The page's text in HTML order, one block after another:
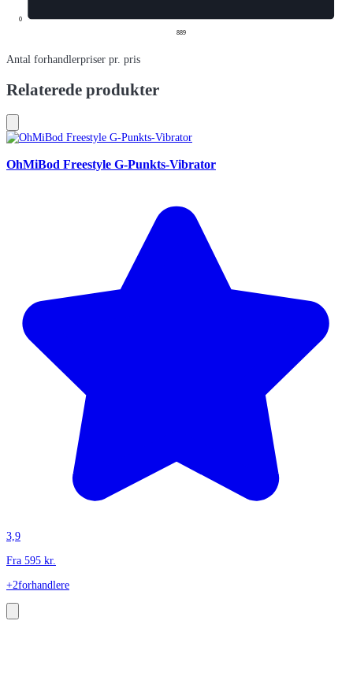
0
889
Antal forhandlerpriser pr. pris
Relaterede produkter
OhMiBod Freestyle G-Punkts-Vibrator
3,9
Fra 595 kr.
+2forhandlere